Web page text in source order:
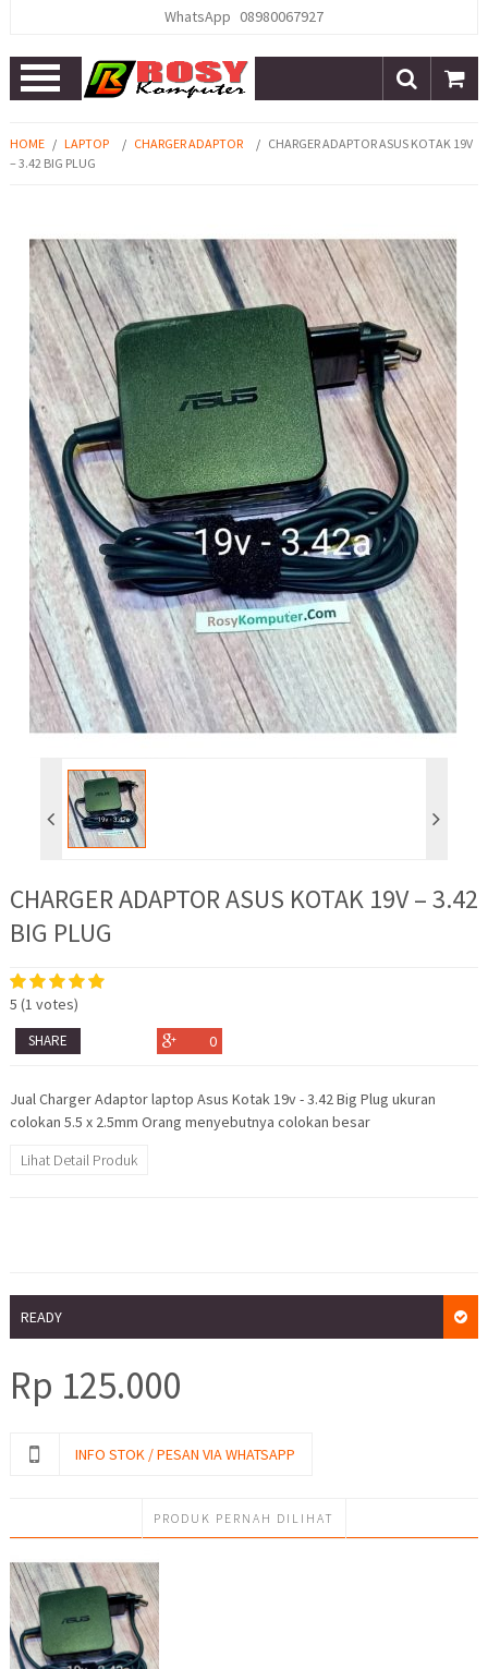
WhatsApp 08980067927
Open
Menu
HOME / LAPTOP / CHARGER ADAPTOR / CHARGER ADAPTOR ASUS KOTAK 19V
– 3.42 BIG PLUG
CHARGER ADAPTOR ASUS KOTAK 19V – 3.42
BIG PLUG
5 (1 votes)
SHARE 0
Jual Charger Adaptor laptop Asus Kotak 19v - 3.42 Big Plug ukuran
colokan 5.5 x 2.5mm Orang menyebutnya colokan besar
Lihat Detail Produk
READY
Rp 125.000
INFO STOK / PESAN VIA WHATSAPP
PRODUK PERNAH DILIHAT